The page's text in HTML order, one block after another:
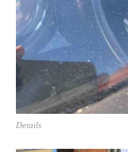
Details